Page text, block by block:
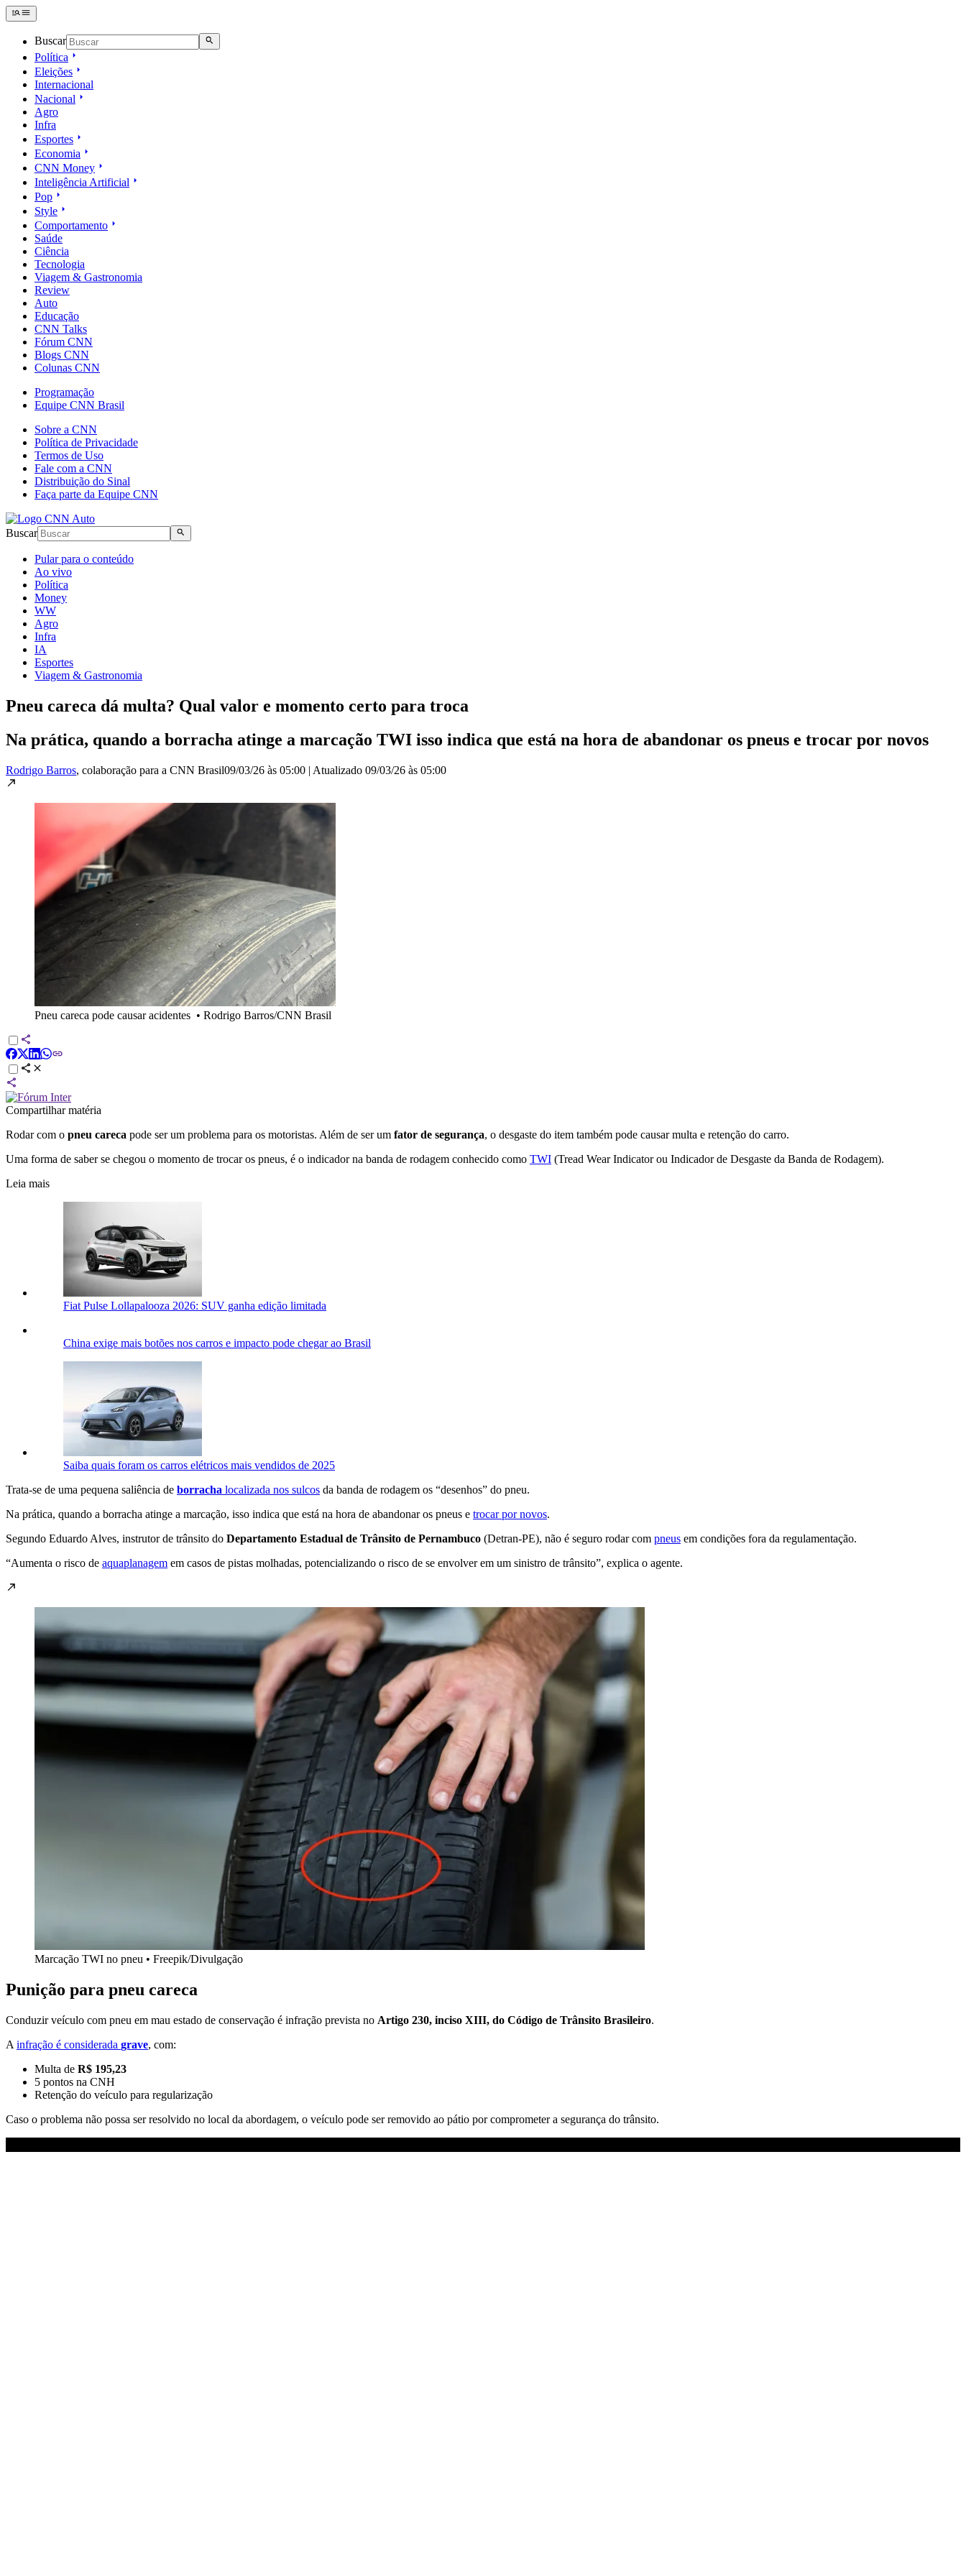
Buscar
Política
Eleições
Internacional
Nacional
Agro
Infra
Esportes
Economia
CNN Money
Inteligência Artificial
Pop
Style
Comportamento
Saúde
Ciência
Tecnologia
Viagem & Gastronomia
Review
Auto
Educação
CNN Talks
Fórum CNN
Blogs CNN
Colunas CNN
Programação
Equipe CNN Brasil
Sobre a CNN
Política de Privacidade
Termos de Uso
Fale com a CNN
Distribuição do Sinal
Faça parte da Equipe CNN
Buscar
Pular para o conteúdo
Ao vivo
Política
Money
WW
Agro
Infra
IA
Esportes
Viagem & Gastronomia
Pneu careca dá multa? Qual valor e momento certo para troca
Na prática, quando a borracha atinge a marcação TWI isso indica que está na hora de abandonar os pneus e trocar por novos
Rodrigo Barros, colaboração para a CNN Brasil09/03/26 às 05:00 | Atualizado 09/03/26 às 05:00
Pneu careca pode causar acidentes • Rodrigo Barros/CNN Brasil
Compartilhar matéria
Rodar com o pneu careca pode ser um problema para os motoristas. Além de ser um fator de segurança, o desgaste do item também pode causar multa e retenção do carro.
Uma forma de saber se chegou o momento de trocar os pneus, é o indicador na banda de rodagem conhecido como TWI (Tread Wear Indicator ou Indicador de Desgaste da Banda de Rodagem).
Leia mais
Fiat Pulse Lollapalooza 2026: SUV ganha edição limitada
China exige mais botões nos carros e impacto pode chegar ao Brasil
Saiba quais foram os carros elétricos mais vendidos de 2025
Trata-se de uma pequena saliência de borracha localizada nos sulcos da banda de rodagem os “desenhos” do pneu.
Na prática, quando a borracha atinge a marcação, isso indica que está na hora de abandonar os pneus e trocar por novos.
Segundo Eduardo Alves, instrutor de trânsito do Departamento Estadual de Trânsito de Pernambuco (Detran-PE), não é seguro rodar com pneus em condições fora da regulamentação.
“Aumenta o risco de aquaplanagem em casos de pistas molhadas, potencializando o risco de se envolver em um sinistro de trânsito”, explica o agente.
Marcação TWI no pneu • Freepik/Divulgação
Punição para pneu careca
Conduzir veículo com pneu em mau estado de conservação é infração prevista no Artigo 230, inciso XIII, do Código de Trânsito Brasileiro.
A infração é considerada grave, com:
Multa de R$ 195,23
5 pontos na CNH
Retenção do veículo para regularização
Caso o problema não possa ser resolvido no local da abordagem, o veículo pode ser removido ao pátio por comprometer a segurança do trânsito.